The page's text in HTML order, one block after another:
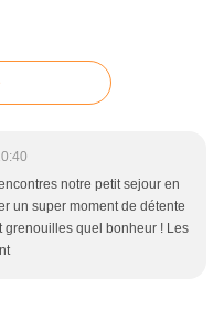
notre petit sejour en
un super moment de détente
grenouilles quel bonheur ! Les